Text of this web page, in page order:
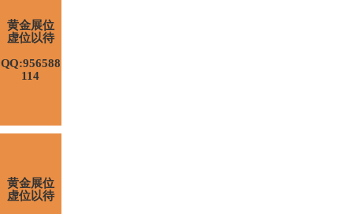
黄金展位
虚位以待
QQ:956588
114
黄金展位
虚位以待